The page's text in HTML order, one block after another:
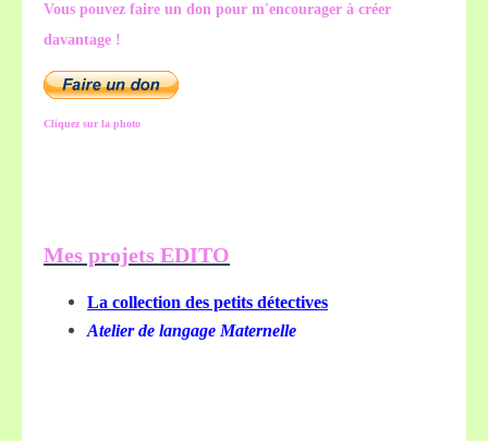
Vous pouvez faire un don pour m'encourager à créer
davantage !
Cliquez sur la photo
Mes projets EDITO
La collection des petits détectives
Atelier de langage Maternelle